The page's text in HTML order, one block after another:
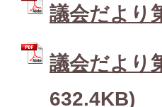
議会だより
議会だより
632.4KB)